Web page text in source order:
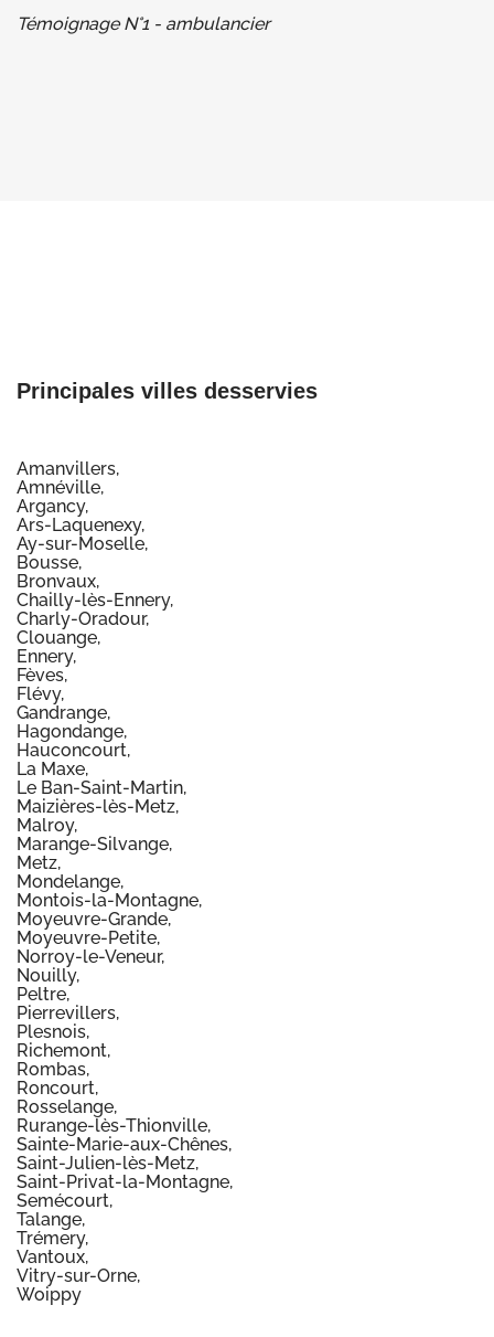
Témoignage N°1 - ambulancier
Principales villes desservies
Amanvillers,
Amnéville,
Argancy,
Ars-Laquenexy,
Ay-sur-Moselle,
Bousse,
Bronvaux,
Chailly-lès-Ennery,
Charly-Oradour,
Clouange,
Ennery,
Fèves,
Flévy,
Gandrange,
Hagondange,
Hauconcourt,
La Maxe,
Le Ban-Saint-Martin,
Maizières-lès-Metz,
Malroy,
Marange-Silvange,
Metz,
Mondelange,
Montois-la-Montagne,
Moyeuvre-Grande,
Moyeuvre-Petite,
Norroy-le-Veneur,
Nouilly,
Peltre,
Pierrevillers,
Plesnois,
Richemont,
Rombas,
Roncourt,
Rosselange,
Rurange-lès-Thionville,
Sainte-Marie-aux-Chênes,
Saint-Julien-lès-Metz,
Saint-Privat-la-Montagne,
Semécourt,
Talange,
Trémery,
Vantoux,
Vitry-sur-Orne,
Woippy